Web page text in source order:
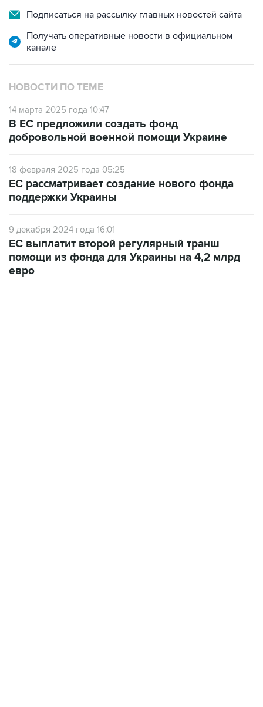
Подписаться на рассылку главных новостей сайта
Получать оперативные новости в официальном
канале
НОВОСТИ ПО ТЕМЕ
14 марта 2025 года 10:47
В ЕС предложили создать фонд
добровольной военной помощи Украине
18 февраля 2025 года 05:25
ЕС рассматривает создание нового фонда
поддержки Украины
9 декабря 2024 года 16:01
ЕС выплатит второй регулярный транш
помощи из фонда для Украины на 4,2 млрд
евро